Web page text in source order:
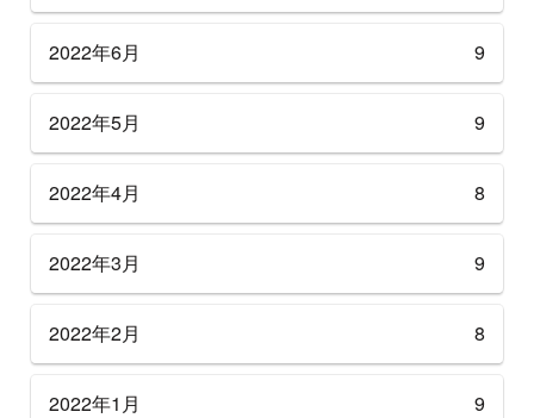
2022年6月 9
2022年5月 9
2022年4月 8
2022年3月 9
2022年2月 8
2022年1月 9